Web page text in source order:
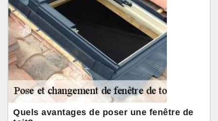
Quels avantages de poser une fenêtre de